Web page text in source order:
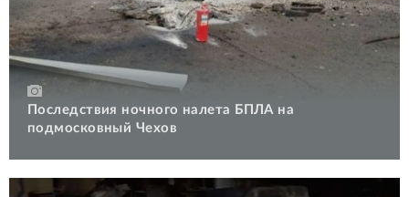
Последствия ночного налета БПЛА на
подмосковный Чехов